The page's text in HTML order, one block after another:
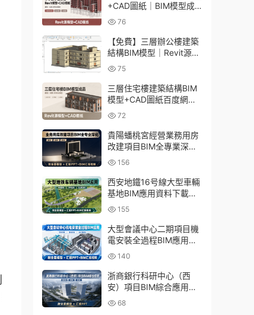
+CAD圖紙｜BIM模型成
品百度網盤下載
76
【免費】三層辦公樓建築
結構BIM模型｜Revit源文
件百度網盤下載
75
三層住宅樓建築結構BIM
模型+CAD圖紙百度網盤
下載
72
貴陽蟠桃宮經營業務用房
改建項目BIM全專業深化
資料下載：含模型、彙報
PPT及演示視頻
156
西安地鐵16号線大型車輛
基地BIM應用資料下載：
含BIM模型、彙報PPT及
演示視頻
155
大型會議中心二期項目機
電安裝全過程BIM應用資
料下載：含BIM模型、彙
報PPT及視頻
140
浙商銀行科研中心（西
安）項目BIM綜合應用資
料下載：含全套BIM模
型、彙報PPT
68